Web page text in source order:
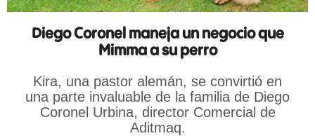
Diego Coronel maneja un negocio que
Mimma a su perro
Kira, una pastor alemán, se convirtió en
una parte invaluable de la familia de Diego
Coronel Urbina, director Comercial de
Aditmaq.